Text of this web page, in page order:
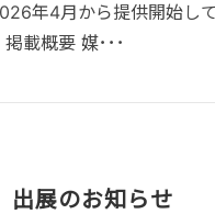
年4月から提供開始し
載概要 媒･･･
出展のお知らせ